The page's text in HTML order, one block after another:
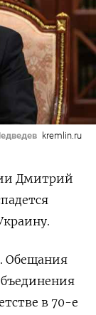
kremlin.ru
Дмитрий
Обещания
в 70-е